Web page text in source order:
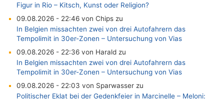
Figur in Rio – Kitsch, Kunst oder Religion?
09.08.2026 - 22:46 von Chips zu
In Belgien missachten zwei von drei Autofahrern das
Tempolimit in 30er-Zonen – Untersuchung von Vias
09.08.2026 - 22:36 von Harald zu
In Belgien missachten zwei von drei Autofahrern das
Tempolimit in 30er-Zonen – Untersuchung von Vias
09.08.2026 - 22:03 von Sparwasser zu
Politischer Eklat bei der Gedenkfeier in Marcinelle – Meloni: